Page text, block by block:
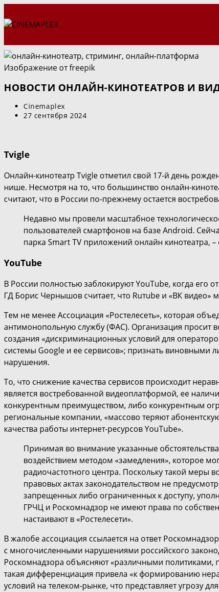
к
Изображение от freepik
НОВОСТИ ОНЛАЙН-КИНОТЕАТРОВ И
Автор
записи:
Cinemaplex
Запись
27 сентября 2024
Tvigle
Онлайн-кинотеатр Tvigle отметил свой 17-й день
нише. Несмотря на то, что большинство онлайн-
считают, что в России по-прежнему остается
Недавно мы провели масштабное
пользователей смартфонов на базе Android.
парка Smart TV приложений онлайн кинотеатра,
YouTube
В России полностью заблокируют YouTube, когда его
ГД Борис Чернышов считает, что Ruтube и «ВК
Тем не менее Ассоциация «Ростелесеть», которая
антимонопольную службу (ФАС). Организация просит
создания «дискриминационных условий для
системы Google и ее сервисов»; признать виновными
нарушения.
То, что снижение качества сервисов происходит
является востребованной видеоплатформой, ее
конкурентным преимуществом, либо конкурентным
региональные компании, «массово теряют
качества работы интернет-ресурсов YouTube».
Принимая во внимание указанные
воздействием методом «замедления», которое
радиочастотного центра. Поскольку такой меры
правовых актах законодательством не
запрещенных либо ограниченных к доступу,
ГРЧЦ и Роскомнадзор не имеют права по
настаивают в «Ростелесети».
В жалобе ассоциация ссылается на ответ
с многочисленными нарушениями российского
Роскомнадзора объясняют «различными политиками,
такая дифференциация привела «к формированию
условий на телеком-рынке, что представляет угрозу